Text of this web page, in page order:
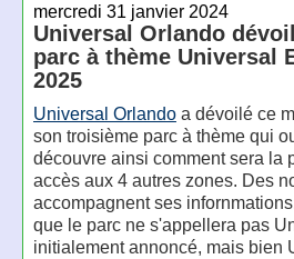
mercredi 31 janvier 2024
Universal Orlando
parc à thème Universal
2025
Universal Orlandoa dévoilé ce
son troisième parc à thème qui
découvre ainsi comment sera la
accès aux 4 autres zones. Des
accompagnent ses
que le parc ne s'appellera pas
initialement annoncé, mais bien